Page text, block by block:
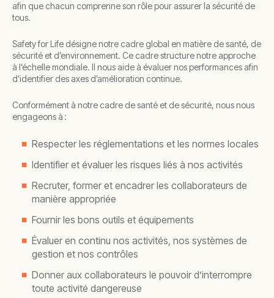
afin que chacun comprenne son rôle pour assurer la sécurité de
tous.
Safety for Life désigne notre cadre global en matière de santé, de
sécurité et d’environnement. Ce cadre structure notre approche
à l’échelle mondiale. Il nous aide à évaluer nos performances afin
d’identifier des axes d’amélioration continue.
Conformément à notre cadre de santé et de sécurité, nous nous
engageons à :
Respecter les réglementations et les normes locales
Identifier et évaluer les risques liés à nos activités
Recruter, former et encadrer les collaborateurs de
manière appropriée
Fournir les bons outils et équipements
Évaluer en continu nos activités, nos systèmes de
gestion et nos contrôles
Donner aux collaborateurs le pouvoir d’interrompre
toute activité dangereuse